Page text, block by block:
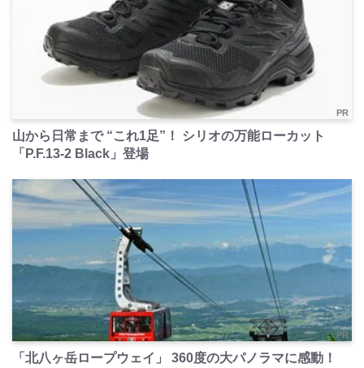
PR
山から日常まで “これ1足”！ シリオの万能ローカット
「P.F.13-2 Black」登場
PR
「北八ヶ岳ロープウェイ」 360度の大パノラマに感動！